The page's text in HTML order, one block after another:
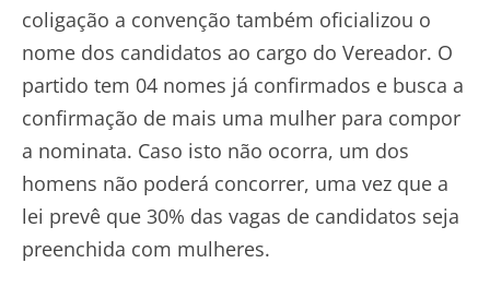
coligação a convenção também oficializou o
nome dos candidatos ao cargo do Vereador. O
partido tem 04 nomes já confirmados e busca a
confirmação de mais uma mulher para compor
a nominata. Caso isto não ocorra, um dos
homens não poderá concorrer, uma vez que a
lei prevê que 30% das vagas de candidatos seja
preenchida com mulheres.